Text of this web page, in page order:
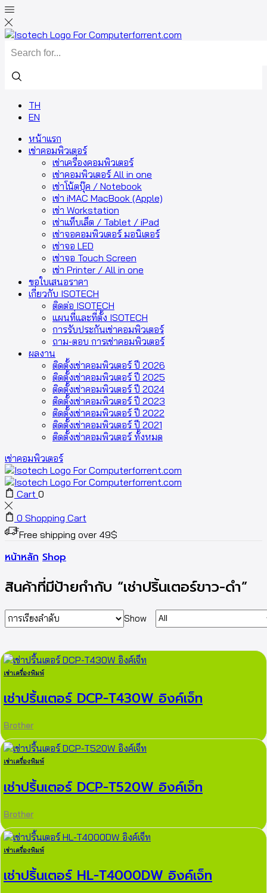
Search
TH
EN
หน้าแรก
เช่าคอมพิวเตอร์
เช่าเครื่องคอมพิวเตอร์
เช่าคอมพิวเตอร์ All in one
เช่าโน้ตบุ๊ค / Notebook
เช่า iMAC MacBook (Apple)
เช่า Workstation
เช่าแท็บเล็ต / Tablet / iPad
เช่าจอคอมพิวเตอร์ มอนิเตอร์
เช่าจอ LED
เช่าจอ Touch Screen
เช่า Printer / All in one
ขอใบเสนอราคา
เกี่ยวกับ ISOTECH
ติดต่อ ISOTECH
แผนที่และที่ตั้ง ISOTECH
การรับประกันเช่าคอมพิวเตอร์
ถาม-ตอบ การเช่าคอมพิวเตอร์
ผลงาน
ติดตั้งเช่าคอมพิวเตอร์ ปี 2026
ติดตั้งเช่าคอมพิวเตอร์ ปี 2025
ติดตั้งเช่าคอมพิวเตอร์ ปี 2024
ติดตั้งเช่าคอมพิวเตอร์ ปี 2023
ติดตั้งเช่าคอมพิวเตอร์ ปี 2022
ติดตั้งเช่าคอมพิวเตอร์ ปี 2021
ติดตั้งเช่าคอมพิวเตอร์ ทั้งหมด
เช่าคอมพิวเตอร์
Cart 0
0 Shopping Cart
Free shipping over 49$
หน้าหลัก Shop
สินค้าที่มีป้ายกำกับ “เช่าปริ้นเตอร์ขาว-ดำ”
Show
Products
per
เช่าเครื่องพิมพ์
เช่าปริ้นเตอร์ DCP-T430W อิงค์เจ็ท
Brother
เช่าเครื่องพิมพ์
เช่าปริ้นเตอร์ DCP-T520W อิงค์เจ็ท
Brother
เช่าเครื่องพิมพ์
เช่าปริ้นเตอร์ HL-T4000DW อิงค์เจ็ท